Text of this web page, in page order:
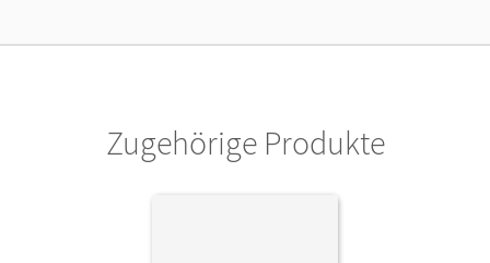
Zugehörige Produkte